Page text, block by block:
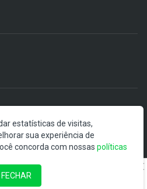
de cunho jornalístico, que
da informação. Nossas
como boletins
e não como uma
estatísticas de visitas,
sua experiência de
concorda com nossas políticas
FECHAR